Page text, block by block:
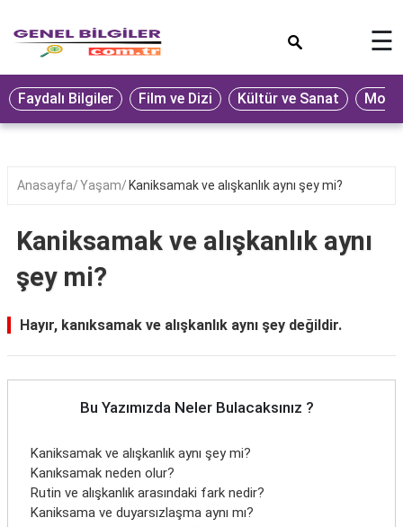
Eğitim
Ekonomi
Seyahat
Oyun
Yaşam
Hukuk
Blog
☰
Faydalı Bilgiler Film ve Dizi Kültür ve Sanat
Anasayfa Yaşam Kaniksamak ve alışkanlık aynı şey mi?
Kaniksamak ve alışkanlık aynı
şey mi?
Hayır, kanıksamak ve alışkanlık aynı şey değildir.
Bu Yazımızda Neler Bulacaksınız ?
Kaniksamak ve alışkanlık aynı şey mi?
Kanıksamak neden olur?
Rutin ve alışkanlık arasındaki fark nedir?
Kaniksama ve duyarsızlaşma aynı mı?